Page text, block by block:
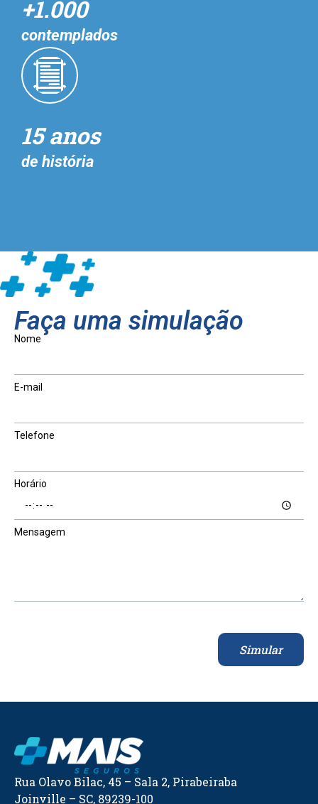
+1.000
contemplados
15 anos
de história
Faça uma simulação
Nome
E-mail
Telefone
Horário
Mensagem
Simular
Rua Olavo Bilac, 45 – Sala 2, Pirabeiraba
Joinville – SC, 89239-100